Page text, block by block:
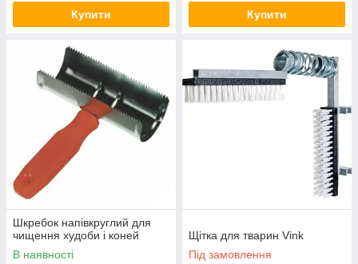
Купити Купити
Шкребок напівкруглий для
чищення худоби і коней
В наявності
Щітка для тварин Vink
Під замовлення